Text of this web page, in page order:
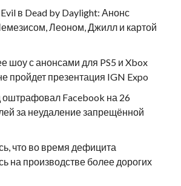
в Dead by Daylight: Анонс
Леоном, Джилл и картой
шоу с анонсами для PS5 и Xbox
пройдет презентация IGN Expo
оштрафовал Facebook на 26
за неудаление запрещённой
что во время дефицита
на производстве более дорогих